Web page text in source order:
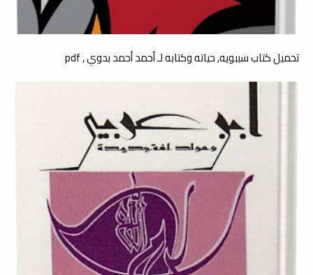
تحميل كتاب سيبويه, حياته وكتابه لـ أحمد أحمد بدوي , pdf